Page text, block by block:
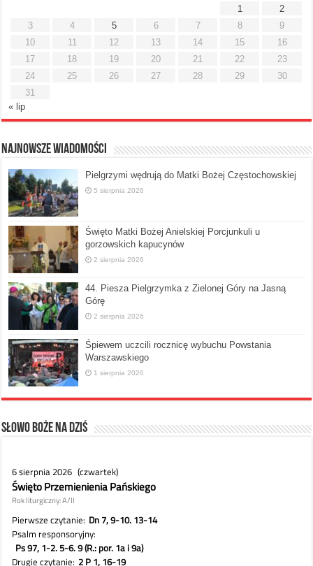
1
2
3
4 5 6 7 8
9
10
11 12 13 14 15
16
17
18 19 20 21 22
23
24
25 26 27 28 29
30
31
« lip
Najnowsze Wiadomości
Pielgrzymi wędrują do Matki Bożej Częstochowskiej
5 sierpnia 2026
Święto Matki Bożej Anielskiej Porcjunkuli u
gorzowskich kapucynów
2 sierpnia 2026
44. Piesza Pielgrzymka z Zielonej Góry na Jasną
Górę
2 sierpnia 2026
Śpiewem uczcili rocznicę wybuchu Powstania
Warszawskiego
1 sierpnia 2026
Słowo Boże na dziś